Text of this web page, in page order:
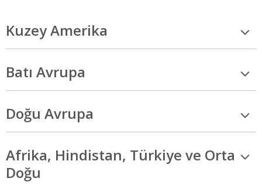
Kuzey Amerika
Batı Avrupa
Doğu Avrupa
Afrika, Hindistan, Türkiye ve Orta
Doğu